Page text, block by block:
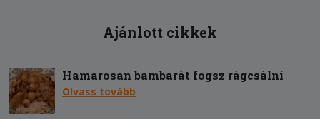
Ajánlott cikkek
Hamarosan bambarát fogsz rágcsálni
Olvass tovább